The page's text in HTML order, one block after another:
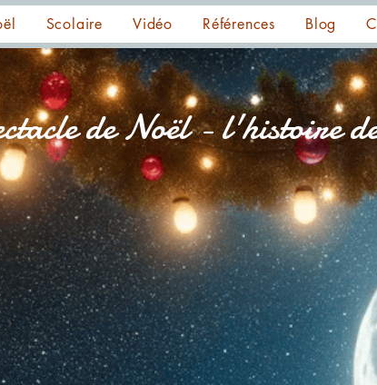
Scolaire Vidéo Références Blog
de Noël - l'histoire